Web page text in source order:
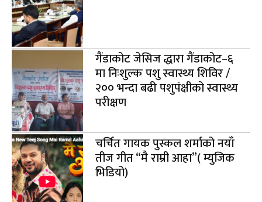
गैंडाकोट जेसिज द्धारा गैंडाकोट–६
मा निःशुल्क पशु स्वास्थ्य शिविर /
२०० भन्दा बढी पशुपंक्षीको स्वास्थ्य
परीक्षण
चर्चित गायक पुस्कल शर्माको नयाँ
तीज गीत “मै राम्री आहा”( म्युजिक
भिडियो)